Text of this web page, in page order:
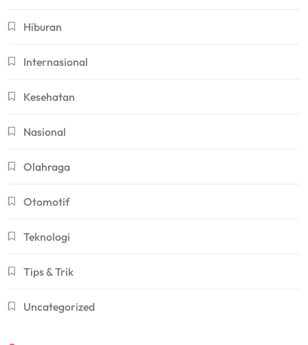
Hiburan
Internasional
Kesehatan
Nasional
Olahraga
Otomotif
Teknologi
Tips & Trik
Uncategorized